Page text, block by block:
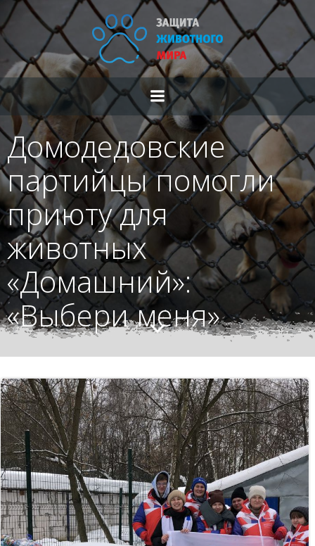
Перейти
к
содержимому
Домодедовские
партийцы помогли
приюту для
животных
«Домашний»:
«Выбери меня»